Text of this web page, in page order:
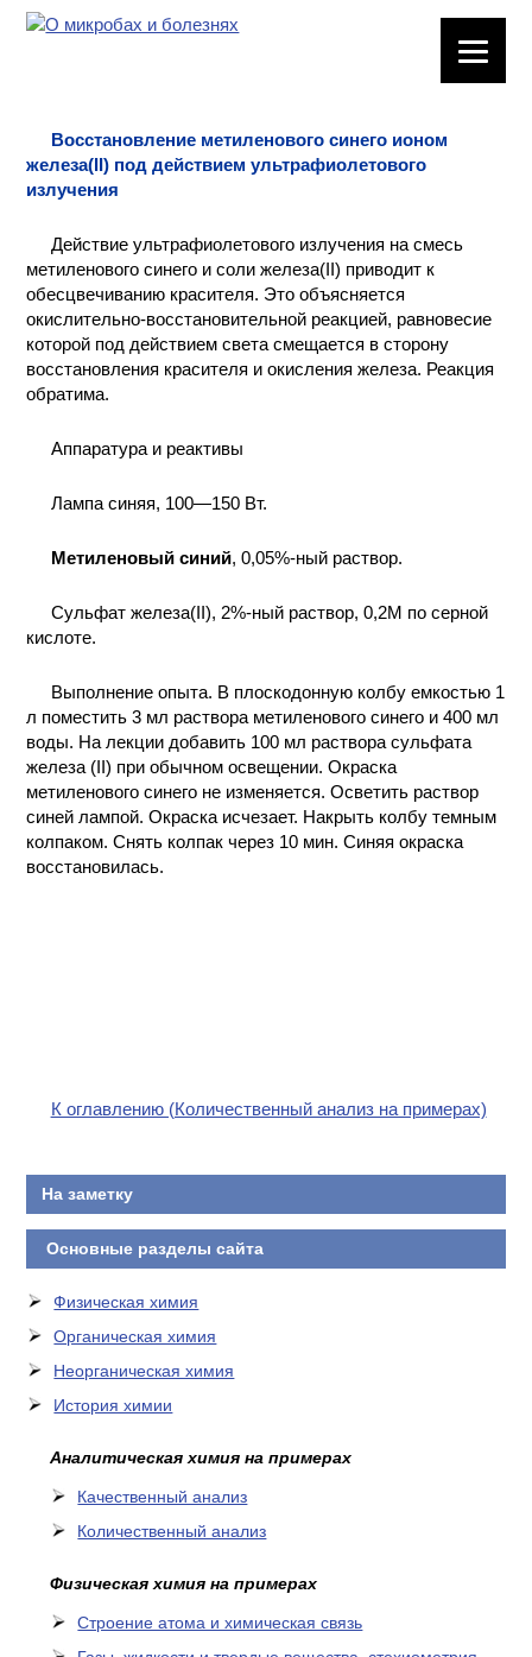
ХИМИЧЕСКАЯ
ПОСУДА
ВРЕДНЫЕ
ФАКТОРЫ
МЕТОДЫ
ПРАКТИЧЕСКОЙ
ХИМИИ
ПРОИЗВОДСТВЕ
ТЕХНОЛОГИЯ
КОНТАКТЫ
Восстановление метиленового синего ионом
железа(II) под действием ультрафиолетового
излучения
Действие ультрафиолетового излучения на смесь
метиленового синего и соли железа(II) приводит к
обесцвечиванию красителя. Это объясняется
окислительно-восстановительной реакцией, равновесие
которой под действием света смещается в сторону
восстановления красителя и окисления железа. Реакция
обратима.
Аппаратура и реактивы
Лампа синяя, 100—150 Вт.
Метиленовый синий, 0,05%-ный раствор.
Сульфат железа(II), 2%-ный раствор, 0,2М по серной
кислоте.
Выполнение опыта. В плоскодонную колбу емкостью 1
л поместить 3 мл раствора метиленового синего и 400 мл
воды. На лекции добавить 100 мл раствора сульфата
железа (II) при обычном освещении. Окраска
метиленового синего не изменяется. Осветить раствор
синей лампой. Окраска исчезает. Накрыть колбу темным
колпаком. Снять колпак через 10 мин. Синяя окраска
восстановилась.
К оглавлению (Количественный анализ на примерах)
На заметку
Основные разделы сайта
Физическая химия
Органическая химия
Неорганическая химия
История химии
Аналитическая химия на примерах
Качественный анализ
Количественный анализ
Физическая химия на примерах
Cтроение атома и химическая связь